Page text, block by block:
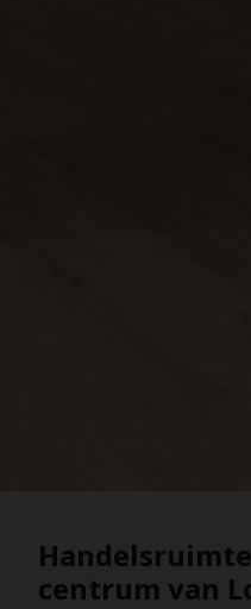
centrum van